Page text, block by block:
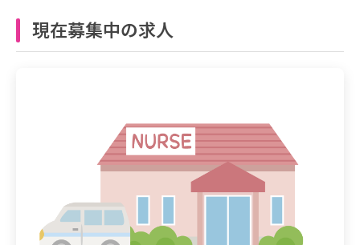
現在募集中の求人